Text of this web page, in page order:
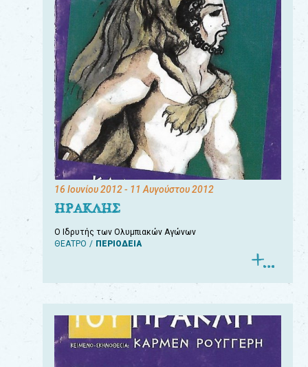
16 Ιουνίου 2012- 11 Αυγούστου 2012
ΗΡΑΚΛΗΣ
Ο Ιδρυτής των Ολυμπιακών Αγώνων
ΘΕΑΤΡΟ
ΠΕΡΙΟΔΕΙΑ